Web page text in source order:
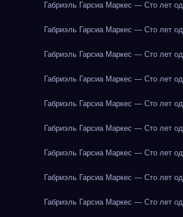
Габриэль Гарсиа Маркес — Сто лет
Габриэль Гарсиа Маркес — Сто лет
Габриэль Гарсиа Маркес — Сто лет
Габриэль Гарсиа Маркес — Сто лет
Габриэль Гарсиа Маркес — Сто лет
Габриэль Гарсиа Маркес — Сто лет
Габриэль Гарсиа Маркес — Сто лет
Габриэль Гарсиа Маркес — Сто лет
Габриэль Гарсиа Маркес — Сто лет